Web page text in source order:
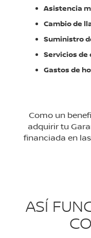
Asistencia
Cambio de
Suministro
Servicios de
Gastos de
Como un
adquirir tu
financiada en
ASÍ